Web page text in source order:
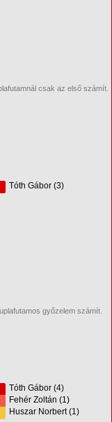
csak az első számít.
Tóth Gábor (3)
győzelem számít.
Tóth Gábor (4)
Fehér Zoltán (1)
Huszar Norbert (1)